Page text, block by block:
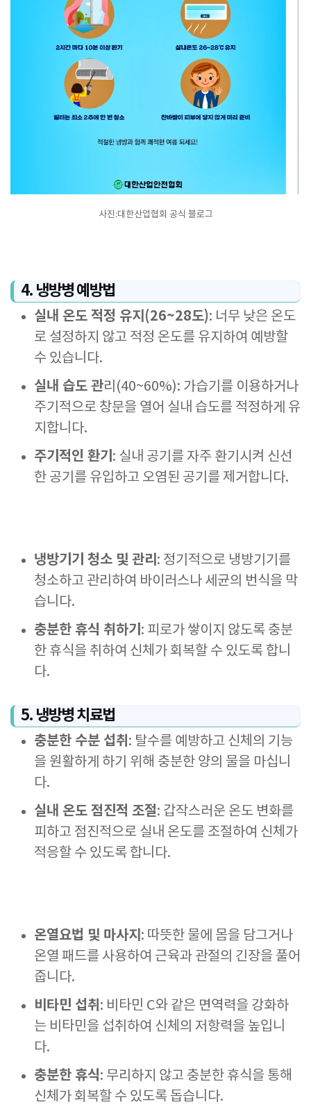
사진:대한산업협회 공식 블로그
4. 냉방병 예방법
실내 온도 적정 유지(26~28도): 너무 낮은 온도
로 설정하지 않고 적정 온도를 유지하여 예방할
수 있습니다.
실내 습도 관리(40~60%): 가습기를 이용하거나
주기적으로 창문을 열어 실내 습도를 적정하게 유
지합니다.
주기적인 환기 : 실내 공기를 자주 환기시켜 신선
한 공기를 유입하고 오염된 공기를 제거합니다.
냉방기기 청소 및 관리 : 정기적으로 냉방기기를
청소하고 관리하여 바이러스나 세균의 번식을 막
습니다.
충분한 휴식 취하기 : 피로가 쌓이지 않도록 충분
한 휴식을 취하여 신체가 회복할 수 있도록 합니
다.
5. 냉방병 치료법
충분한 수분 섭취 : 탈수를 예방하고 신체의 기능
을 원활하게 하기 위해 충분한 양의 물을 마십니
다.
실내 온도 점진적 조절: 갑작스러운 온도 변화를
피하고 점진적으로 실내 온도를 조절하여 신체가
적응할 수 있도록 합니다.
온열요법 및 마사지 : 따뜻한 물에 몸을 담그거나
온열 패드를 사용하여 근육과 관절의 긴장을 풀어
줍니다.
비타민 섭취 : 비타민 C와 같은 면역력을 강화하
는 비타민을 섭취하여 신체의 저항력을 높입니
다.
충분한 휴식: 무리하지 않고 충분한 휴식을 통해
신체가 회복할 수 있도록 돕습니다.